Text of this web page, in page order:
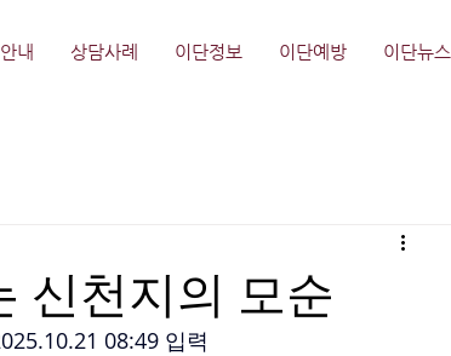
내 상담사례 이단정보 이단예방 이단뉴스
신천지의 모순
08:49 입력